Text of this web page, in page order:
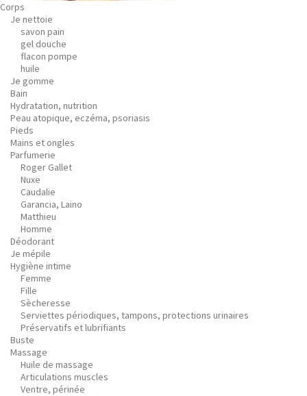
Corps
Je nettoie
savon pain
gel douche
flacon pompe
huile
Je gomme
Bain
Hydratation, nutrition
Peau atopique, eczéma, psoriasis
Pieds
Mains et ongles
Parfumerie
Roger Gallet
Nuxe
Caudalie
Garancia, Laino
Matthieu
Homme
Déodorant
Je mépile
Hygiène intime
Femme
Fille
Sècheresse
Serviettes périodiques, tampons, protections urinaires
Préservatifs et lubrifiants
Buste
Massage
Huile de massage
Articulations muscles
Ventre, périnée